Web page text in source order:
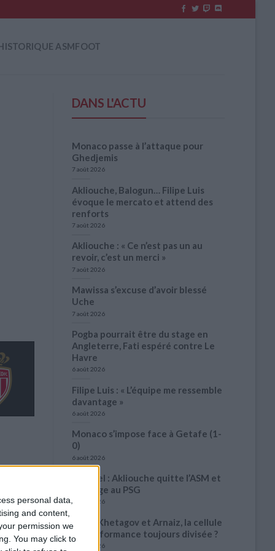
personal data,
and content,
permission we
You may click to
ASMFOOT
DANS L'ACTU
Monaco passe à l’attaque pour
Ghedjemis
7 août 2026
Akliouche, Balogun… Filipe Luis
évoque le mercato et attend des
renforts
7 août 2026
Akliouche : « Ce n’est pas un au
revoir, c’est un merci »
7 août 2026
Mawissa s’excuse d’avoir blessé
Uche
7 août 2026
Pogba pourrait être du stage en
Angleterre, Fati espéré contre Le
Havre
6 août 2026
Filipe Luis : « L’équipe me ressemble
davantage »
6 août 2026
Monaco s’impose face à Getafe (1-
0)
6 août 2026
Officiel : Akliouche quitte l’ASM et
s’engage au PSG
6 août 2026
Entre Khetagov et Arnaiz, la cellule
de performance toujours divisée ?
6 août 2026